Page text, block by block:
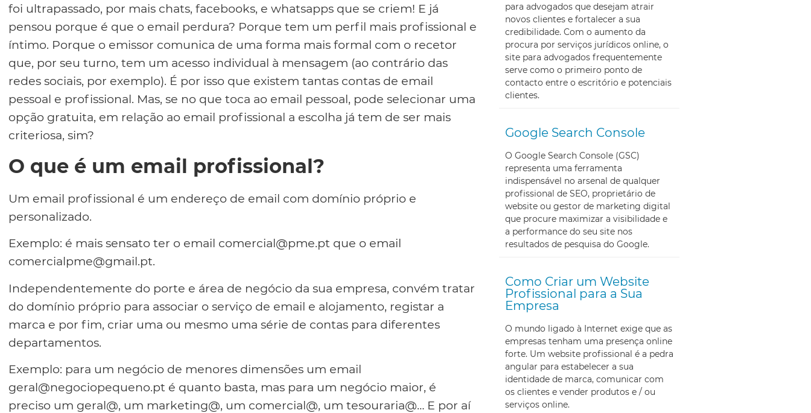
foi ultrapassado, por mais chats, facebooks, e whatsapps que se criem! E já
pensou porque é que o email perdura? Porque tem um perfil mais profissional e
íntimo. Porque o emissor comunica de uma forma mais formal com o recetor
que, por seu turno, tem um acesso individual à mensagem (ao contrário das
redes sociais, por exemplo). É por isso que existem tantas contas de email
pessoal e profissional. Mas, se no que toca ao email pessoal, pode selecionar uma
opção gratuita, em relação ao email profissional a escolha já tem de ser mais
criteriosa, sim?
O que é um email profissional?
Um email profissional é um endereço de email com domínio próprio e
personalizado.
Exemplo: é mais sensato ter o email comercial@pme.pt que o email
comercialpme@gmail.pt.
Independentemente do porte e área de negócio da sua empresa, convém tratar
do domínio próprio para associar o serviço de email e alojamento, registar a
marca e por fim, criar uma ou mesmo uma série de contas para diferentes
departamentos.
Exemplo: para um negócio de menores dimensões um email
geral@negociopequeno.pt é quanto basta, mas para um negócio maior, é
preciso um geral@, um marketing@, um comercial@, um tesouraria@… E por aí
para advogados que desejam atrair
novos clientes e fortalecer a sua
credibilidade. Com o aumento da
procura por serviços jurídicos online, o
site para advogados frequentemente
serve como o primeiro ponto de
contacto entre o escritório e potenciais
clientes.
Google Search Console
O Google Search Console (GSC)
representa uma ferramenta
indispensável no arsenal de qualquer
profissional de SEO, proprietário de
website ou gestor de marketing digital
que procure maximizar a visibilidade e
a performance do seu site nos
resultados de pesquisa do Google.
Como Criar um Website
Profissional para a Sua
Empresa
O mundo ligado à Internet exige que as
empresas tenham uma presença online
forte. Um website profissional é a pedra
angular para estabelecer a sua
identidade de marca, comunicar com
os clientes e vender produtos e / ou
serviços online.